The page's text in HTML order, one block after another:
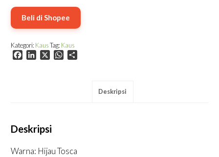
Beli di Shopee
Kategori: KausTag: Kaus
Facebook
LinkedIn WhatsApp
Deskripsi
Deskripsi
Warna: Hijau Tosca